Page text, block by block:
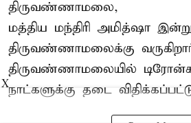
திருவண்ணாமலை,
மத்திய மந்திரி அமித்ஷா
திருவண்ணாமலைக்கு
திருவண்ணாமலையில்
நாட்களுக்கு தடை
X